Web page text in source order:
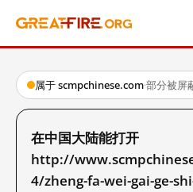
属于 scmpchinese.com·部分被屏
在中国大陆能打开
http://
4/zheng-fa-wei-gai-ge-